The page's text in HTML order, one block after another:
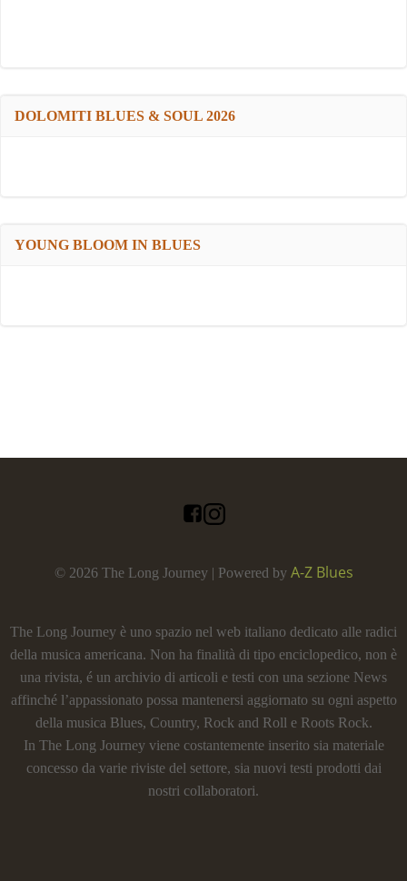
DOLOMITI BLUES & SOUL 2026
YOUNG BLOOM IN BLUES
© 2026 The Long Journey | Powered by A-Z Blues
The Long Journey è uno spazio nel web italiano dedicato alle radici
della musica americana. Non ha finalità di tipo enciclopedico, non è
una rivista, é un archivio di articoli e testi con una sezione News
affinché l’appassionato possa mantenersi aggiornato su ogni aspetto
della musica Blues, Country, Rock and Roll e Roots Rock.
In The Long Journey viene costantemente inserito sia materiale
concesso da varie riviste del settore, sia nuovi testi prodotti dai
nostri collaboratori.